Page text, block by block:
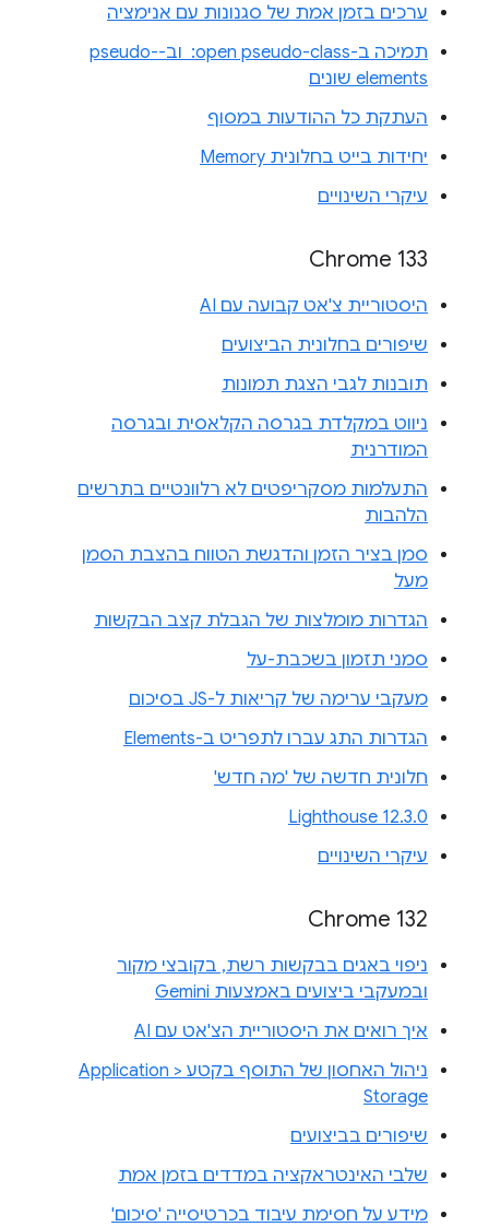
ערכים בזמן אמת של סגנונות עם אנימציה
תמיכה ב-‎ :open pseudo-class וב-pseudo-
elements שונים
העתקת כל ההודעות במסוף
יחידות בייט בחלונית Memory
עיקרי השינויים
Chrome 133
היסטוריית צ'אט קבועה עם AI
שיפורים בחלונית הביצועים
תובנות לגבי הצגת תמונות
ניווט במקלדת בגרסה הקלאסית ובגרסה
המודרנית
התעלמות מסקריפטים לא רלוונטיים בתרשים
הלהבות
סמן בציר הזמן והדגשת הטווח בהצבת הסמן
מעל
הגדרות מומלצות של הגבלת קצב הבקשות
סמני תזמון בשכבת-על
מעקבי ערימה של קריאות ל-JS בסיכום
הגדרות התג עברו לתפריט ב-Elements
חלונית חדשה של 'מה חדש'
Lighthouse 12.3.0
עיקרי השינויים
Chrome 132
ניפוי באגים בבקשות רשת, בקובצי מקור
ובמעקבי ביצועים באמצעות Gemini
איך רואים את היסטוריית הצ'אט עם AI
ניהול האחסון של התוסף בקטע Application >
Storage
שיפורים בביצועים
שלבי האינטראקציה במדדים בזמן אמת
מידע על חסימת עיבוד בכרטיסייה 'סיכום'